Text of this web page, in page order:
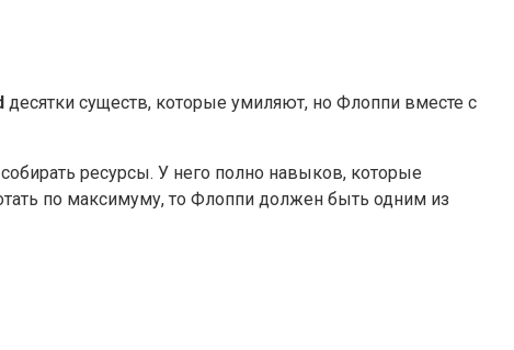
десятки существ, которые умиляют, но Флоппи вместе с
ресурсы. У него полно навыков, которые
по максимуму, то Флоппи должен быть одним из